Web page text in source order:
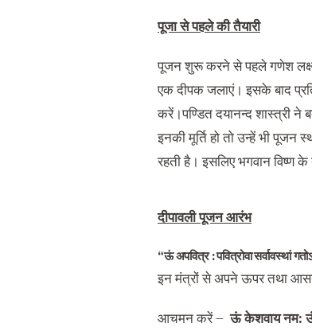
पूजा से पहले की तैयारी
पूजन शुरू करने से पहले गणेश
एक दीपक जलाएं। इसके बाद
करें।पण्डित दयानन्द शास्त्री ने
इनकी मूर्ति हो तो उन्हें भी पूजन
रहती है। इसलिए भगवान विष्ण
दीपावली पूजन आरंभ
“ऊं अपवित्र:पवित्रोवा सर्वावस्थां
इन मंत्रों से अपने ऊपर तथा
आचमन करें–ऊं केशवाय नम: